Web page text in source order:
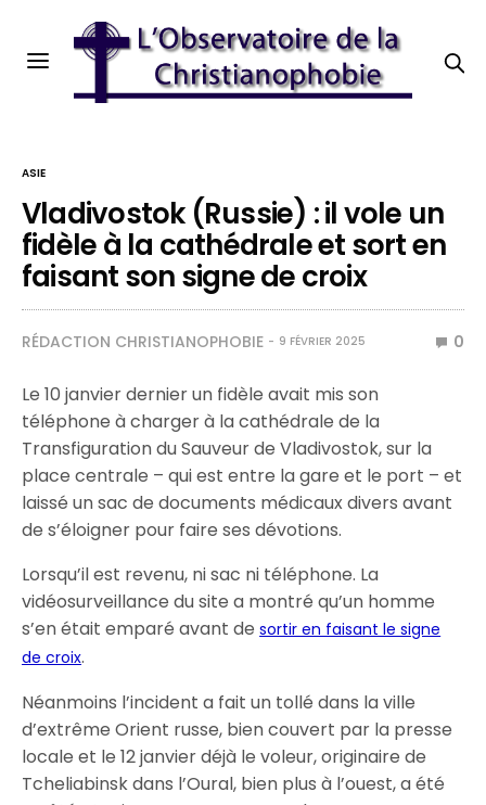
ASIE
Vladivostok (Russie) : il vole un
fidèle à la cathédrale et sort en
faisant son signe de croix
RÉDACTION CHRISTIANOPHOBIE 9 FÉVRIER 2025 0
Le 10 janvier dernier un fidèle avait mis son
téléphone à charger à la cathédrale de la
Transfiguration du Sauveur de Vladivostok, sur la
place centrale – qui est entre la gare et le port – et
laissé un sac de documents médicaux divers avant
de s’éloigner pour faire ses dévotions.
Lorsqu’il est revenu, ni sac ni téléphone. La
vidéosurveillance du site a montré qu’un homme
s’en était emparé avant desortir en faisant le signe
de croix.
Néanmoins l’incident a fait un tollé dans la ville
d’extrême Orient russe, bien couvert par la presse
locale et le 12 janvier déjà le voleur, originaire de
Tcheliabinsk dans l’Oural, bien plus à l’ouest, a été